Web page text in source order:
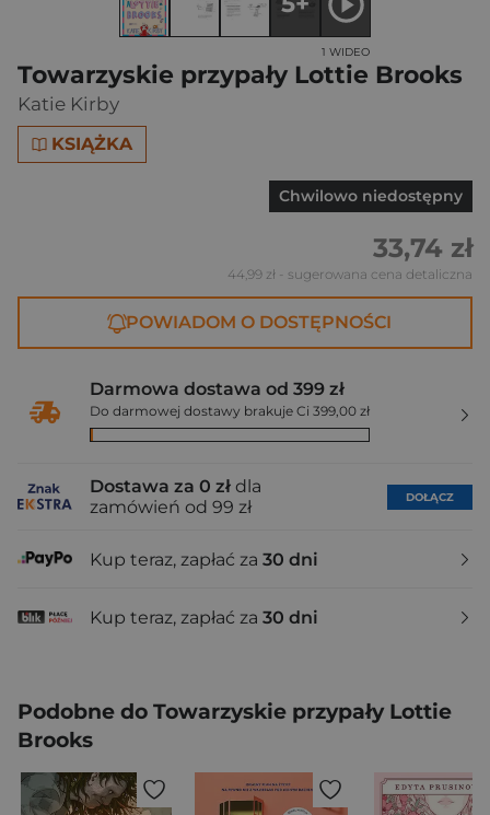
Towarzyskie przypały Lottie Brooks
Katie Kirby
KSIĄŻKA
1 WIDEO
Chwilowo niedostępny
33,74 zł
44,99 zł - sugerowana cena detaliczna
POWIADOM O DOSTĘPNOŚCI
Darmowa dostawa od 399 zł
Do darmowej dostawy brakuje Ci 399,00 zł
Dostawa za 0 zł dla
zamówień od 99 zł
DOŁĄCZ
Kup teraz, zapłać za 30 dni
Kup teraz, zapłać za 30 dni
Podobne do Towarzyskie przypały Lottie
Brooks